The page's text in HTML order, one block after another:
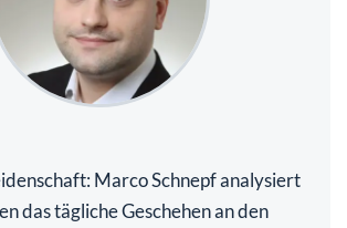
Marco Schnepf analysiert
das tägliche Geschehen an den